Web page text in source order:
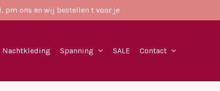
pm ons en wij bestellen t voor je
Nachtkleding Spanning SALE Contact